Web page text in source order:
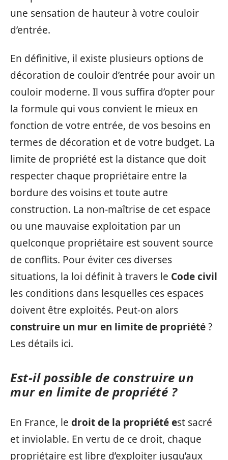
une sensation de hauteur à votre couloir
d’entrée.
En définitive, il existe plusieurs options de
décoration de couloir d’entrée pour avoir un
couloir moderne. Il vous suffira d’opter pour
la formule qui vous convient le mieux en
fonction de votre entrée, de vos besoins en
termes de décoration et de votre budget. La
limite de propriété est la distance que doit
respecter chaque propriétaire entre la
bordure des voisins et toute autre
construction. La non-maîtrise de cet espace
ou une mauvaise exploitation par un
quelconque propriétaire est souvent source
de conflits. Pour éviter ces diverses
situations, la loi définit à travers le Code civil
les conditions dans lesquelles ces espaces
doivent être exploités. Peut-on alors
construire un mur en limite de propriété?
Les détails ici.
Est-il possible de construire un
mur en limite de propriété ?
En France, le droit de la propriété est sacré
et inviolable. En vertu de ce droit, chaque
propriétaire est libre d’exploiter jusqu’aux